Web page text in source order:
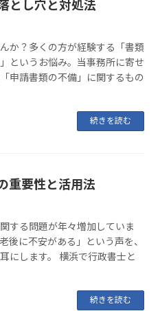
とし穴と対処法
か？多くの方が経験する「書類
というお悩み。当事務所に寄せ
申請書類の不備」に関するもの
続きを読む
重要性と活用法
する問題が年々増加していま
後に不安がある」という声を、
にします。 横浜で行政書士と
続きを読む